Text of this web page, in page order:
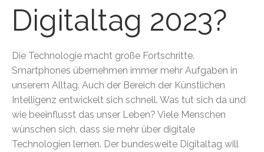
Digitaltag 2023?
Die Technologie macht große Fortschritte.
Smartphones übernehmen immer mehr Aufgaben in
unserem Alltag. Auch der Bereich der Künstlichen
Intelligenz entwickelt sich schnell. Was tut sich da und
wie beeinflusst das unser Leben? Viele Menschen
wünschen sich, dass sie mehr über digitale
Technologien lernen. Der bundesweite Digitaltag will